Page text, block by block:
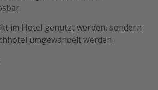
im Hotel genutzt werden, sondern
umgewandelt werden